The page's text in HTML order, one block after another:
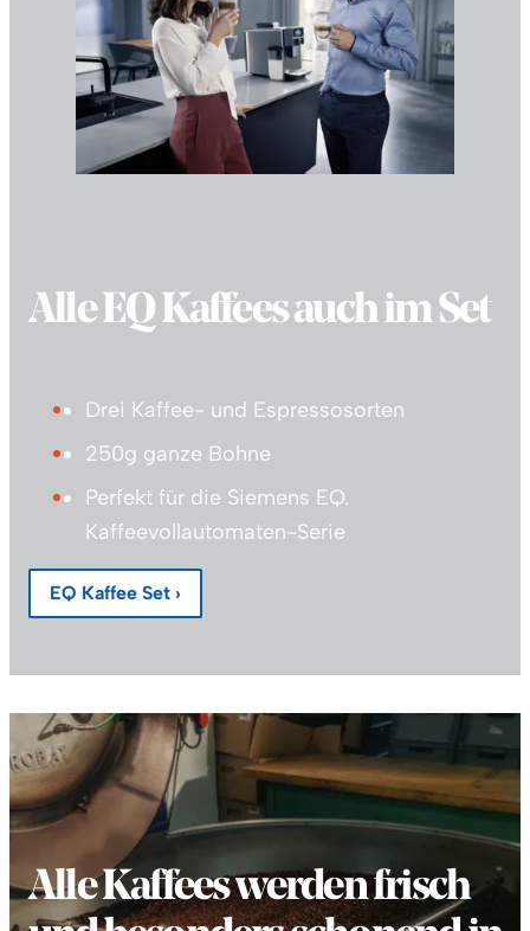
Alle EQ Kaffees auch im Set
Drei Kaffee- und Espressosorten
250g ganze Bohne
Perfekt für die Siemens EQ.
Kaffeevollautomaten-Serie
EQ Kaffee Set ›
Alle Kaffees werden frisch